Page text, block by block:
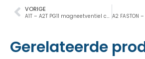
VORIGE
Gerelateerde